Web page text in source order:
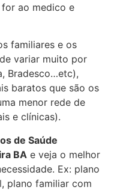
ao medico e
familiares e os
variar muito por
Bradesco…etc),
baratos que são os
menor rede de
e clínicas).
de Saúde
BA e veja o melhor
Ex: plano
plano familiar com